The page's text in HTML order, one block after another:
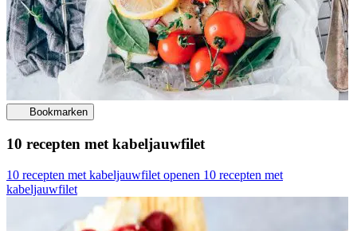
Bookmarken
10 recepten met kabeljauwfilet
10 recepten met kabeljauwfilet openen 10 recepten met
kabeljauwfilet